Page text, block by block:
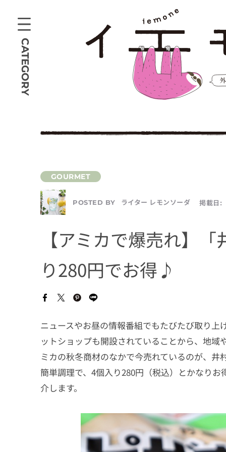
CATEGORY
POSTED BY ライター レモンソーダ 掲載日:
【アミカで爆売れ】
り280円でお得♪
ニュースやお昼の情報番組でもたびたび取り
ットショップも開設されていることから、地
ミカの秋冬商材のなかで今売れているのが、
簡単調理で、4個入り280円（税込）とかなり
介します。